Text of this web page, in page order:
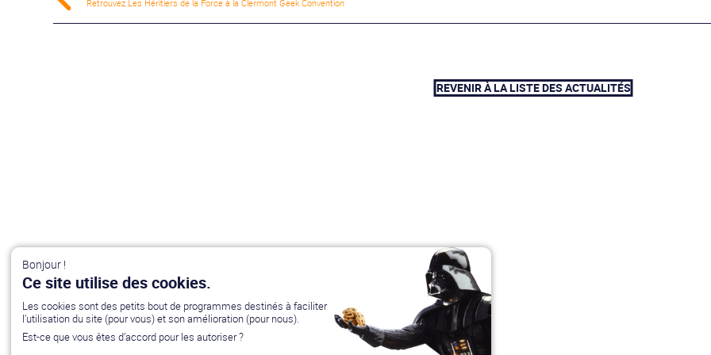
Retrouvez Les Héritiers de la Force à la Clermont Geek Convention
REVENIR À LA LISTE DES ACTUALITÉS
Bonjour !
Ce site utilise des cookies.
Les cookies sont des petits bout de programmes destinés à faciliter
l’utilisation du site (pour vous) et son amélioration (pour nous).
Est-ce que vous êtes d’accord pour les autoriser ?